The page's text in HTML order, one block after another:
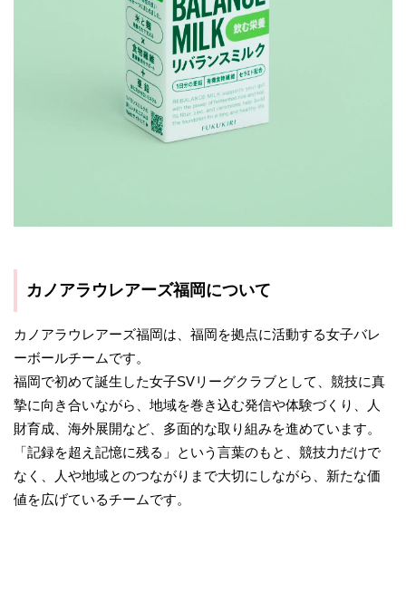
カノアラウレアーズ福岡 について
カノアラウレアーズ福岡は、福岡を拠点に活動する女子バレ
ーボールチームです。
福岡で初めて誕生した女子SVリーグクラブとして、競技に真
摯に向き合いながら、地域を巻き込む発信や体験づくり、人
財育成、海外展開など、多面的な取り組みを進めています。
「記録を超え記憶に残る」という言葉のもと、競技力だけで
なく、人や地域とのつながりまで大切にしながら、新たな価
値を広げているチームです。